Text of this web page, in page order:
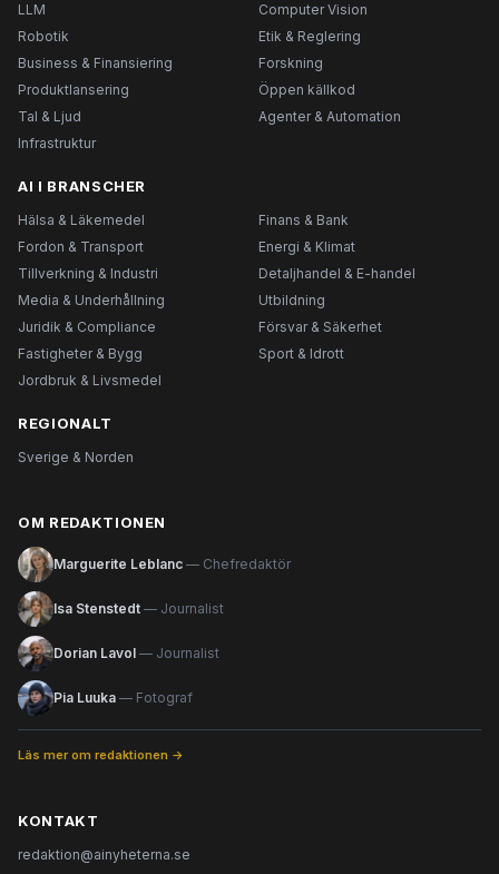
LLM
Computer Vision
Robotik
Etik & Reglering
Business & Finansiering
Forskning
Produktlansering
Öppen källkod
Tal & Ljud
Agenter & Automation
Infrastruktur
AI I BRANSCHER
Hälsa & Läkemedel
Finans & Bank
Fordon & Transport
Energi & Klimat
Tillverkning & Industri
Detaljhandel & E-handel
Media & Underhållning
Utbildning
Juridik & Compliance
Försvar & Säkerhet
Fastigheter & Bygg
Sport & Idrott
Jordbruk & Livsmedel
REGIONALT
Sverige & Norden
OM REDAKTIONEN
Marguerite Leblanc — Chefredaktör
Isa Stenstedt — Journalist
Dorian Lavol — Journalist
Pia Luuka — Fotograf
Läs mer om redaktionen →
KONTAKT
redaktion@ainyheterna.se